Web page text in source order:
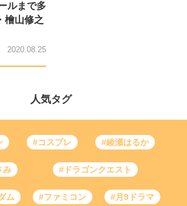
ルまで多
檜山修之
2020.08.25
人気タグ
#コスプレ #綾瀬はるか
み #ドラゴンクエスト
ム #ファミコン #月9ドラマ